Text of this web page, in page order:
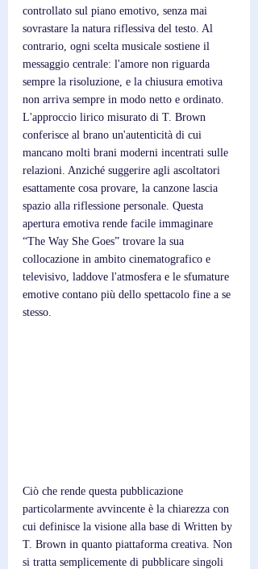
controllato sul piano emotivo, senza mai
sovrastare la natura riflessiva del testo. Al
contrario, ogni scelta musicale sostiene il
messaggio centrale: l'amore non riguarda
sempre la risoluzione, e la chiusura emotiva
non arriva sempre in modo netto e ordinato.
L'approccio lirico misurato di T. Brown
conferisce al brano un'autenticità di cui
mancano molti brani moderni incentrati sulle
relazioni. Anziché suggerire agli ascoltatori
esattamente cosa provare, la canzone lascia
spazio alla riflessione personale. Questa
apertura emotiva rende facile immaginare
“The Way She Goes” trovare la sua
collocazione in ambito cinematografico e
televisivo, laddove l'atmosfera e le sfumature
emotive contano più dello spettacolo fine a se
stesso.
Ciò che rende questa pubblicazione
particolarmente avvincente è la chiarezza con
cui definisce la visione alla base di Written by
T. Brown in quanto piattaforma creativa. Non
si tratta semplicemente di pubblicare singoli